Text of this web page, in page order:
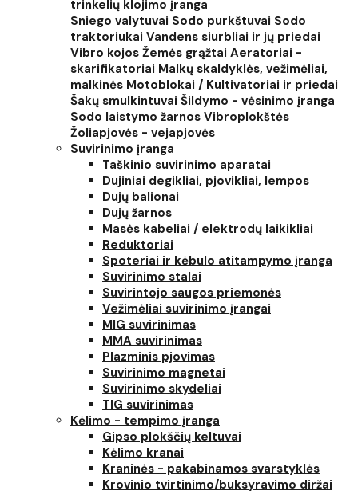
trinkelių klojimo įranga
Sniego valytuvai Sodo purkštuvai Sodo
traktoriukai Vandens siurbliai ir jų priedai
Vibro kojos Žemės grąžtai Aeratoriai -
skarifikatoriai Malkų skaldyklės, vežimėliai,
malkinės Motoblokai / Kultivatoriai ir priedai
Šakų smulkintuvai Šildymo - vėsinimo įranga
Sodo laistymo žarnos Vibroplokštės
Žoliapjovės - vejapjovės
Suvirinimo įranga
Taškinio suvirinimo aparatai
Dujiniai degikliai, pjovikliai, lempos
Dujų balionai
Dujų žarnos
Masės kabeliai / elektrodų laikikliai
Reduktoriai
Spoteriai ir kėbulo atitampymo įranga
Suvirinimo stalai
Suvirintojo saugos priemonės
Vežimėliai suvirinimo įrangai
MIG suvirinimas
MMA suvirinimas
Plazminis pjovimas
Suvirinimo magnetai
Suvirinimo skydeliai
TIG suvirinimas
Kėlimo - tempimo įranga
Gipso plokščių keltuvai
Kėlimo kranai
Kraninės - pakabinamos svarstyklės
Krovinio tvirtinimo/buksyravimo diržai